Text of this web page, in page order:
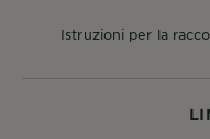
Istruzioni per la